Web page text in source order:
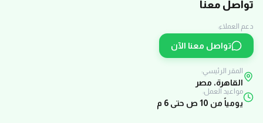
تواصل معنا
دعم العملاء:
تواصل معنا الآن
المقر الرئيسي:
القاهرة، مصر
مواعيد العمل:
يومياً من 10 ص حتى 6 م